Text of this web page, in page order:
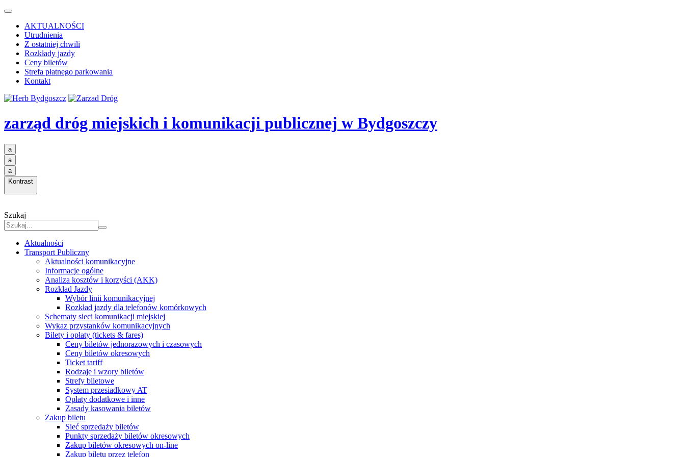
AKTUALNOŚCI
Utrudnienia
Z ostatniej chwili
Rozkłady jazdy
Ceny biletów
Strefa płatnego parkowania
Kontakt
zarząd dróg miejskich i komunikacji publicznej w Bydgoszczy
a
a
a
Kontrast
Szukaj
Aktualności
Transport Publiczny
Aktualności komunikacyjne
Informacje ogólne
Analiza kosztów i korzyści (AKK)
Rozkład Jazdy
Wybór linii komunikacyjnej
Rozkład jazdy dla telefonów komórkowych
Schematy sieci komunikacji miejskiej
Wykaz przystanków komunikacyjnych
Bilety i opłaty (tickets & fares)
Ceny biletów jednorazowych i czasowych
Ceny biletów okresowych
Ticket tariff
Rodzaje i wzory biletów
Strefy biletowe
System przesiadkowy AT
Opłaty dodatkowe i inne
Zasady kasowania biletów
Zakup biletu
Sieć sprzedaży biletów
Punkty sprzedaży biletów okresowych
Zakup biletów okresowych on-line
Zakup biletu przez telefon